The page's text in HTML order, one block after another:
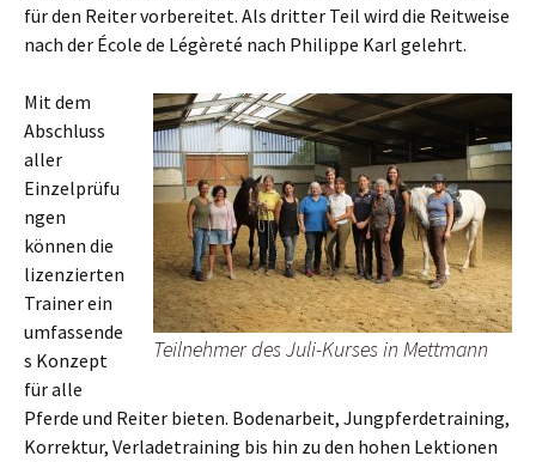
für den Reiter vorbereitet. Als dritter Teil wird die Reitweise
nach der École de Légèreté nach Philippe Karl gelehrt.
Teilnehmer des Juli-Kurses in Mettmann
Mit dem
Abschluss
aller
Einzelprüfu
ngen
können die
lizenzierten
Trainer ein
umfassende
s Konzept
für alle
Pferde und Reiter bieten. Bodenarbeit, Jungpferdetraining,
Korrektur, Verladetraining bis hin zu den hohen Lektionen